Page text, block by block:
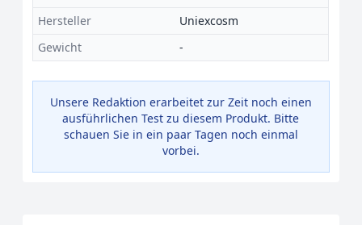
Hersteller
Uniexcosm
Gewicht
-
Unsere Redaktion erarbeitet zur Zeit noch einen
ausführlichen Test zu diesem Produkt. Bitte
schauen Sie in ein paar Tagen noch einmal
vorbei.